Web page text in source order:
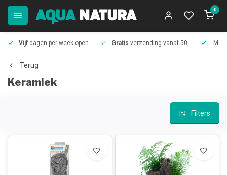
0
Vijf dagen per week open. Gratis verzending vanaf 50,-
Terug
Keramiek
Filters